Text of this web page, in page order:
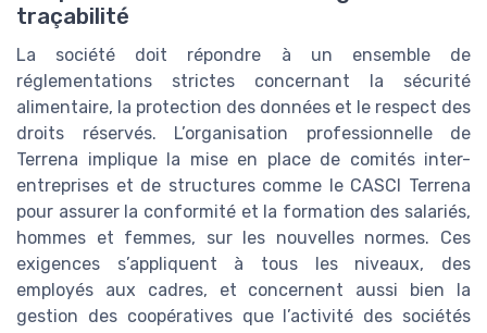
traçabilité
La société doit répondre à un ensemble de
réglementations strictes concernant la sécurité
alimentaire, la protection des données et le respect des
droits réservés. L’organisation professionnelle de
Terrena implique la mise en place de comités inter-
entreprises et de structures comme le CASCI Terrena
pour assurer la conformité et la formation des salariés,
hommes et femmes, sur les nouvelles normes. Ces
exigences s’appliquent à tous les niveaux, des
employés aux cadres, et concernent aussi bien la
gestion des coopératives que l’activité des sociétés